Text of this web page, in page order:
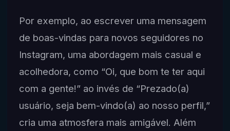
Por exemplo, ao escrever uma mensagem
de boas-vindas para novos seguidores no
Instagram, uma abordagem mais casual e
acolhedora, como “Oi, que bom te ter aqui
com a gente!” ao invés de “Prezado(a)
usuário, seja bem-vindo(a) ao nosso perfil,”
cria uma atmosfera mais amigável. Além